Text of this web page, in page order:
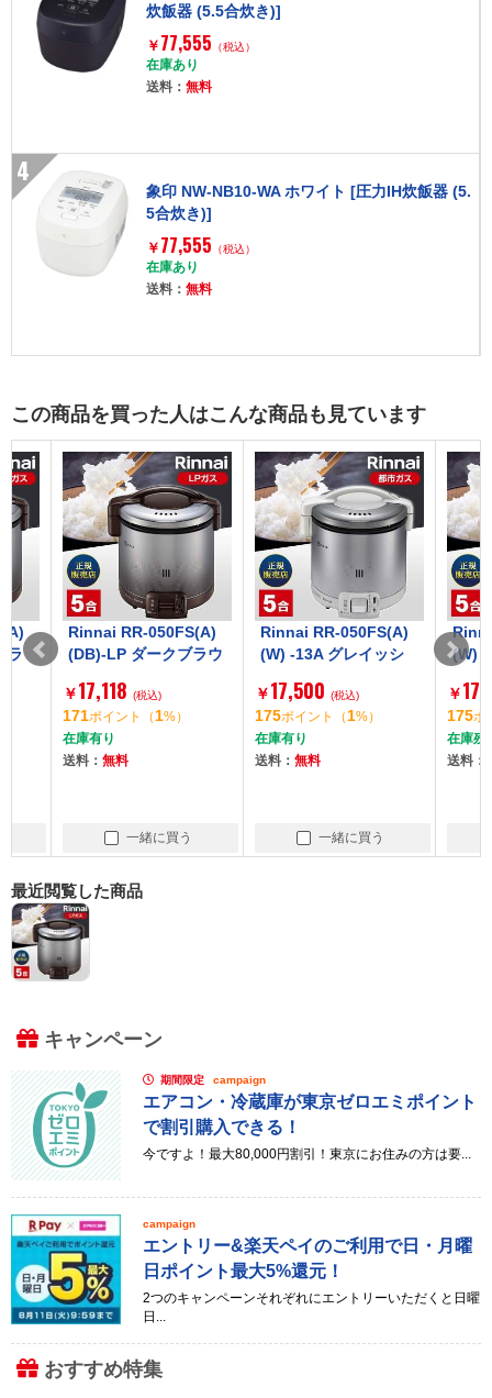
炊飯器 (5.5合炊き)]
￥ 77,555 （税込）
在庫あり
送料：無料
4
象印 NW-NB10-WA ホワイト [圧力IH炊飯器 (5.
5合炊き)]
￥ 77,555 （税込）
在庫あり
送料：無料
この商品を買った人はこんな商品も見ています
Rinnai RR-050FS(A)
(DB)-LP ダークブラウ
器(プロパンガス用・5
合炊き)]
17,118 (税込)
ポイント（ 1%）
在庫有り
無料
一緒に買う
Rinnai RR-050FS(A)
(W) -13A グレイッシ
[ガス炊飯器(都市ガス
用・5合炊き)]
17,500 (税込)
ポイント（ 1%）
在庫有り
無料
一緒に買う
Rinnai
(W) -LP
ス炊飯器(
ス用・5合
17,500
ポイント
在庫残少 ご
無料
最近閲覧した商品
キャンペーン
期間限定 campaign
エアコン・冷蔵庫が東京ゼロエミポイント
で割引購入できる！
今ですよ！最大80,000円割引！東京にお住みの方は要...
campaign
エントリー&楽天ペイのご利用で日・月曜
日ポイント最大5%還元！
2つのキャンペーンそれぞれにエントリーいただくと日曜
日...
おすすめ特集